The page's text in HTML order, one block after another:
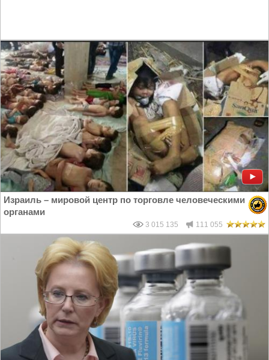
Израиль – мировой центр по торговле человеческими
органами
3 015 135 111 055